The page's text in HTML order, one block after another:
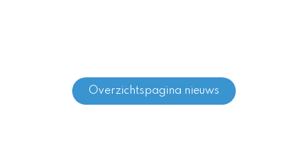
Overzichtspagina nieuws